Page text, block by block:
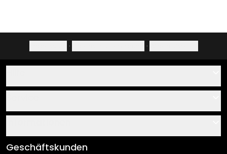
· ·
Über uns
Klebe- und Montageanleitungen
AGB
Geschäftskunden